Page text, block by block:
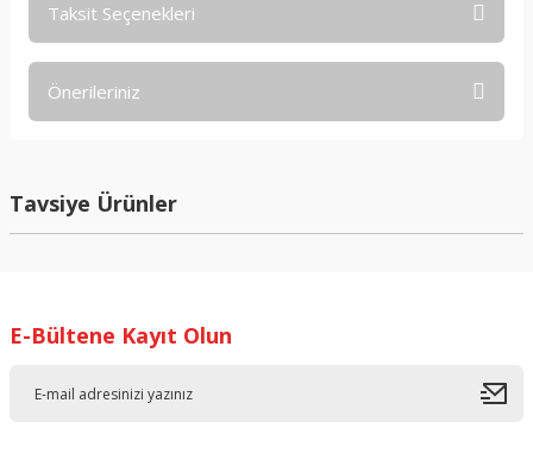
Taksit Seçenekleri
Önerileriniz
kullanarak tarafımıza iletebilirsiniz.
Görüş ve önerileriniz için teşekkür ederiz.
Ürün bilgilerinde hatalar bulunuyor.
Tavsiye Ürünler
E-Bültene Kayıt Olun